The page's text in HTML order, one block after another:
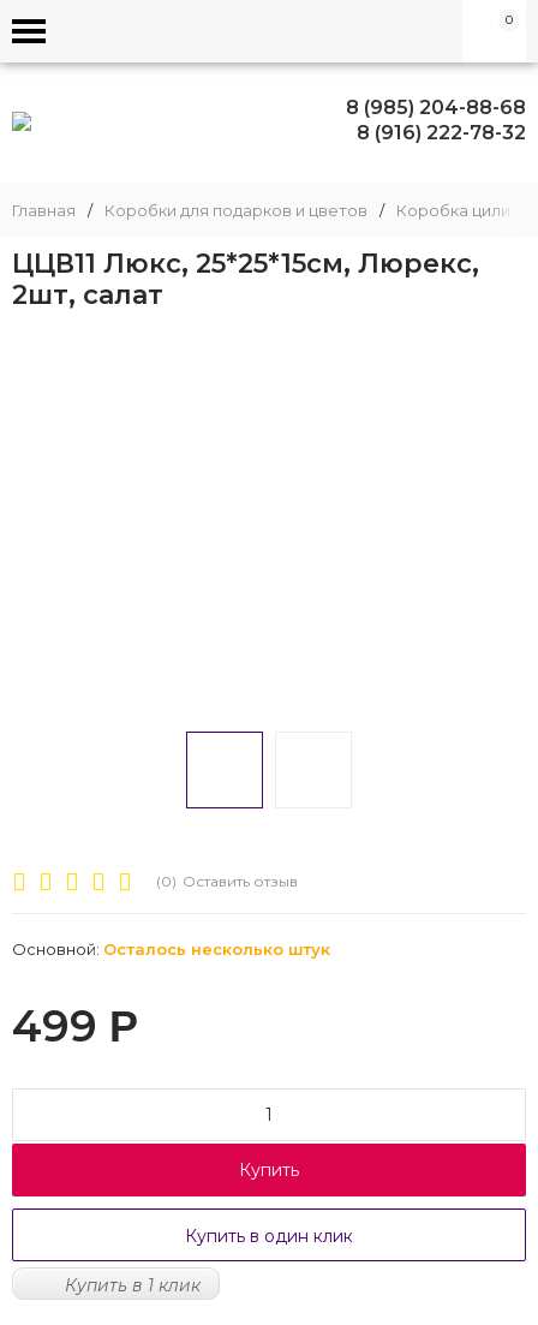
0
8 (985) 204-88-68
8 (916) 222-78-32
Главная / Коробки для подарков и цветов / Коробка
ЦЦВ11 Люкс, 25*25*15см, Люрекс,
2шт, салат
(0) Оставить отзыв
Основной: Осталось несколько штук
499 Р
Купить
Купить в один клик
Купить в 1 клик